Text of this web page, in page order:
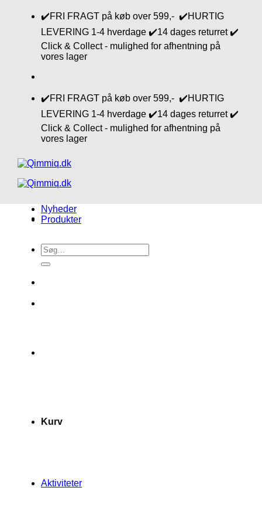
✔️FRI FRAGT på køb over 599,- ✔️HURTIG
LEVERING 1-4 hverdage ✔️14 dages returret ✔️
Click & Collect - mulighed for afhentning på
vores lager
✔️FRI FRAGT på køb over 599,- ✔️HURTIG
LEVERING 1-4 hverdage ✔️14 dages returret ✔️
Click & Collect - mulighed for afhentning på
vores lager
Søg
efter:
Kurv
Nyheder
Produkter
Aktiviteter